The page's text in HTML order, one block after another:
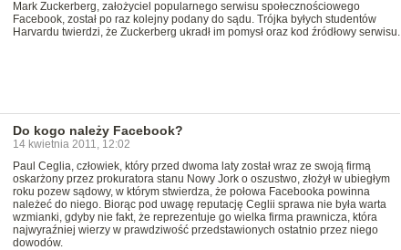
Mark Zuckerberg, założyciel popularnego serwisu społecznościowego
Facebook, został po raz kolejny podany do sądu. Trójka byłych studentów
Harvardu twierdzi, że Zuckerberg ukradł im pomysł oraz kod źródłowy serwisu.
Do kogo należy Facebook?
14 kwietnia 2011, 12:02
Paul Ceglia, człowiek, który przed dwoma laty został wraz ze swoją firmą
oskarżony przez prokuratora stanu Nowy Jork o oszustwo, złożył w ubiegłym
roku pozew sądowy, w którym stwierdza, że połowa Facebooka powinna
należeć do niego. Biorąc pod uwagę reputację Ceglii sprawa nie była warta
wzmianki, gdyby nie fakt, że reprezentuje go wielka firma prawnicza, która
najwyraźniej wierzy w prawdziwość przedstawionych ostatnio przez niego
dowodów.